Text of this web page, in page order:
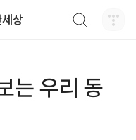
상
는 우리 동